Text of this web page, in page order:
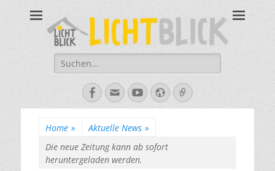
Lichtblick
67434 Neustadt an der Weinstraße – Amalienstraße 3 – Tel:
06321-355340
Suche
nach:
Facebook
E-
Mail
YouTube
WebsiteVerknüpfung
Home » Aktuelle News »
Die neue Zeitung kann ab sofort
heruntergeladen werden.